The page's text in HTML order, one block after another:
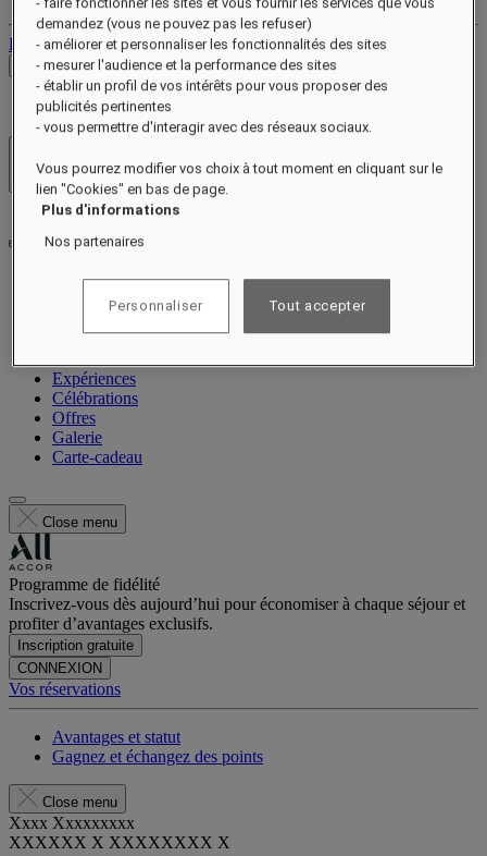
Déconnexion
Voir les tarifs
Hôtels et resorts
Ouvrir le menu
À propos
Restauration
Expériences
Célébrations
Offres
Galerie
Carte-cadeau
Close menu
Programme de fidélité
Inscrivez-vous dès aujourd’hui pour économiser à chaque séjour et
profiter d’avantages exclusifs.
Inscription gratuite
CONNEXION
Vos réservations
Avantages et statut
Gagnez et échangez des points
Close menu
Xxxx Xxxxxxxxx
XXXXXX X XXXXXXXX X
- faire fonctionner les sites et vous fournir les services que vous
demandez (vous ne pouvez pas les refuser)
- améliorer et personnaliser les fonctionnalités des sites
- mesurer l'audience et la performance des sites
- établir un profil de vos intérêts pour vous proposer des
publicités pertinentes
- vous permettre d'interagir avec des réseaux sociaux.
Vous pourrez modifier vos choix à tout moment en cliquant sur le
lien "Cookies" en bas de page.
Plus d'informations
Nos partenaires
Personnaliser Tout accepter